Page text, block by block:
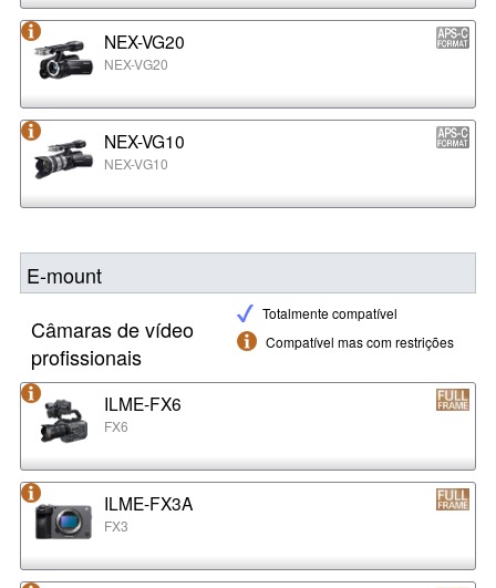
NEX-VG20
NEX-VG20
NEX-VG10
NEX-VG10
E-mount
Totalmente compatível
Compatível mas com restrições
Câmaras de vídeo
profissionais
ILME-FX6
FX6
ILME-FX3A
FX3